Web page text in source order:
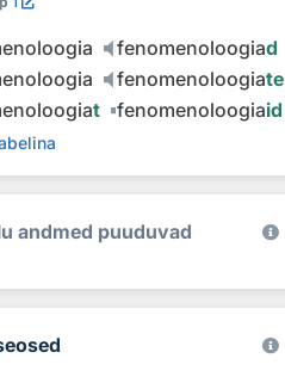
fenomenoloogiad
fenomenoloogiate
t fenomenoloogiaid
andmed puuduvad